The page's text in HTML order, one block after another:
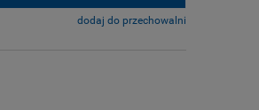
dodaj do przechowalni